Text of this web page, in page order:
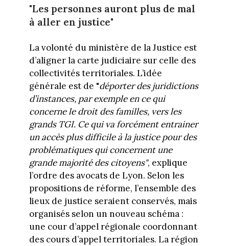
"Les personnes auront plus de mal
à aller en justice"
La volonté du ministère de la Justice est
d’aligner la carte judiciaire sur celle des
collectivités territoriales. L’idée
générale est de "déporter des juridictions
d’instances, par exemple en ce qui
concerne le droit des familles, vers les
grands TGI. Ce qui va forcément entrainer
un accès plus difficile à la justice pour des
problématiques qui concernent une
grande majorité des citoyens", explique
l’ordre des avocats de Lyon. Selon les
propositions de réforme, l’ensemble des
lieux de justice seraient conservés, mais
organisés selon un nouveau schéma :
une cour d’appel régionale coordonnant
des cours d’appel territoriales. La région